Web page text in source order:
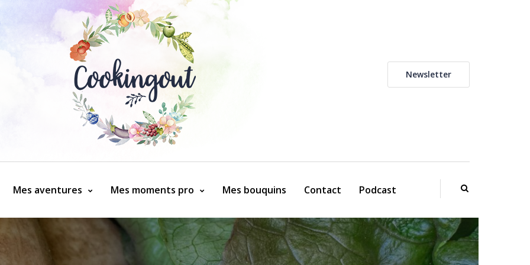
Newsletter
Mes aventures Mes moments pro Mes bouquins Contact Podcast